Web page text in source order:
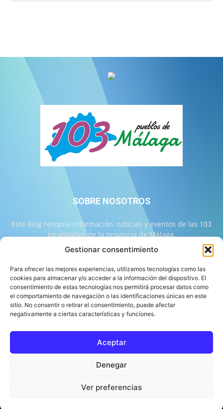
Gestionar consentimiento
Para ofrecer las mejores experiencias, utilizamos tecnologías como las
cookies para almacenar y/o acceder a la información del dispositivo. El
consentimiento de estas tecnologías nos permitirá procesar datos como
el comportamiento de navegación o las identificaciones únicas en este
sitio. No consentir o retirar el consentimiento, puede afectar
negativamente a ciertas características y funciones.
Aceptar
Denegar
Ver preferencias
SOBRE NOSOTROS
Este Blog recopila información, noticias y eventos de las 103
localidades de la provincia de Málaga.
Contáctanos:info@103malaga.com
SÍGUENOS
Equipo de 103 Málaga
Aviso Legal